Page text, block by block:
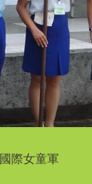
國際女童軍